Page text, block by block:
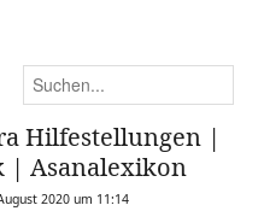
Hilfestellungen |
| Asanalexikon
2020 um 11:14